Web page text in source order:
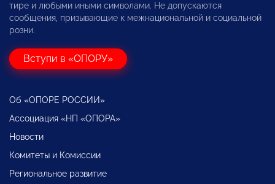
тире и любыми иными символами. Не допускаются
сообщения, призывающие к межнациональной и социальной
розни.
Вступи в «ОПОРУ»
Об «ОПОРЕ РОССИИ»
Ассоциация «НП «ОПОРА»
Новости
Комитеты и Комиссии
Региональное развитие